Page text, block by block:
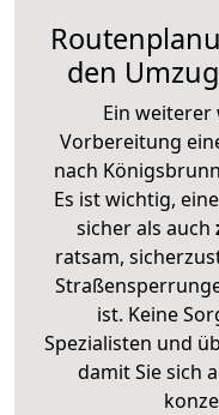
den
Ein
Vorbereitung
nach
Es ist wichtig,
sicher als auch
ratsam,
ist. Keine
Spezialisten und
damit Sie sich